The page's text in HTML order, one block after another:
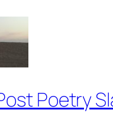
Poetry